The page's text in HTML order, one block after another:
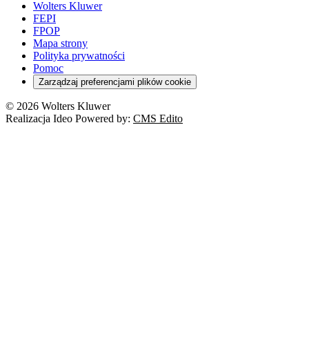
Wolters Kluwer
FEPI
FPOP
Mapa strony
Polityka prywatności
Pomoc
Zarządzaj preferencjami plików cookie
© 2026 Wolters Kluwer
Realizacja Ideo Powered by: CMS Edito